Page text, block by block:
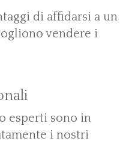
di affidarsi a un
vendere i
esperti sono in
i nostri